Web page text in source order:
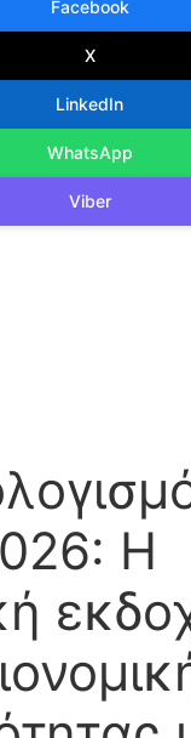
Facebook
X
LinkedIn
WhatsApp
Viber
Η